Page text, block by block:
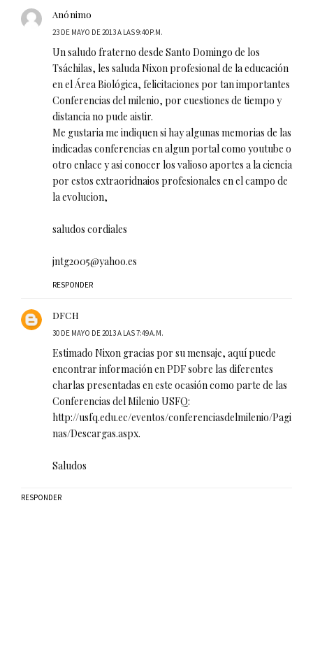
Anónimo
23 DE MAYO DE 2013 A LAS 9:40 P.M.
Un saludo fraterno desde Santo Domingo de los
Tsáchilas, les saluda Nixon profesional de la educación
en el Área Biológica, felicitaciones por tan importantes
Conferencias del milenio, por cuestiones de tiempo y
distancia no pude aistir.
Me gustaria me indiquen si hay algunas memorias de las
indicadas conferencias en algun portal como youtube o
otro enlace y asi conocer los valioso aportes a la ciencia
por estos extraoridnaios profesionales en el campo de
la evolucion,
saludos cordiales
jntg2005@yahoo.es
RESPONDER
DFCH
30 DE MAYO DE 2013 A LAS 7:49 A.M.
Estimado Nixon gracias por su mensaje, aquí puede
encontrar información en PDF sobre las diferentes
charlas presentadas en este ocasión como parte de las
Conferencias del Milenio USFQ:
http://usfq.edu.ec/eventos/conferenciasdelmilenio/Pagi
nas/Descargas.aspx.
Saludos
RESPONDER